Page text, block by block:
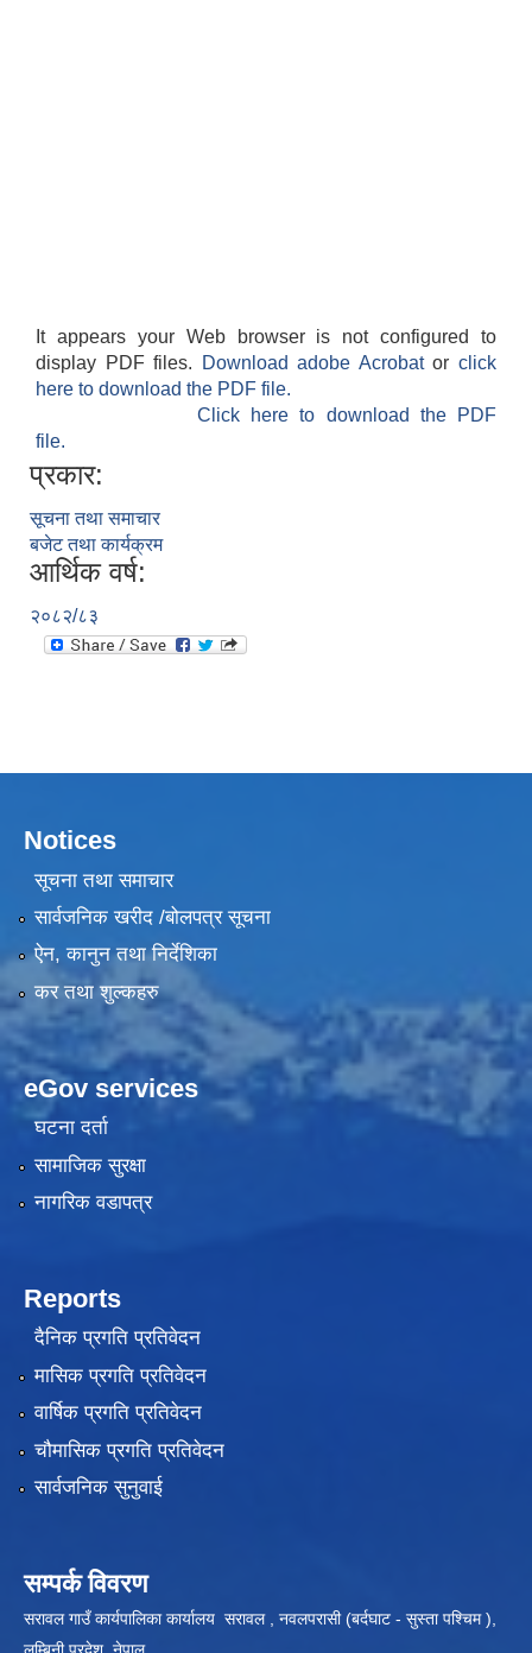
It appears your Web browser is not configured to
display PDF files.
Download adobe Acrobatorclick
here to download the PDF file.
Click here to download the PDF
file.
प्रकार:
सूचना तथा समाचार
बजेट तथा कार्यक्रम
आर्थिक वर्ष:
२०८२/८३
Notices
सूचना तथा समाचार
सार्वजनिक खरीद /बोलपत्र सूचना
ऐन, कानुन तथा निर्देशिका
कर तथा शुल्कहरु
eGov services
घटना दर्ता
सामाजिक सुरक्षा
नागरिक वडापत्र
Reports
दैनिक प्रगति प्रतिवेदन
मासिक प्रगति प्रतिवेदन
वार्षिक प्रगति प्रतिवेदन
चौमासिक प्रगति प्रतिवेदन
सार्वजनिक सुनुवाई
सम्पर्क विवरण
सरावल गाउँ कार्यपालिका कार्यालय सरावल , नवलपरासी (बर्दघाट - सुस्ता पश्चिम ),